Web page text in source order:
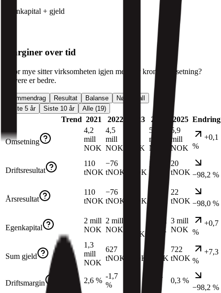
Egenkapital + gjeld
Marginer over tid
Hvor mye sitter virksomheten igjen med per krone i omsetning?
Høyere er bedre.
Sammendrag Resultat Balanse
Nøkkeltall
Siste 5 år
Siste 10 år Alle (19)
Trend 2021 2022 2023 2024 2025 Endring
Omsetning
4,2
mill
NOK
4,5
mill
NOK
NOK
5,9
mill
NOK
5,9
mill
NOK
+0,1
%
Driftsresultat
110
tNOK
−76
tNOK
tNOK
1,1
mill
NOK
20
tNOK −98,2 %
Årsresultat
110
tNOK
−76
tNOK
tNOK
22
tNOK −98,0 %
Egenkapital
2 mill
NOK
2 mill
NOK
NOK
3 mill
NOK
3 mill
NOK
+0,7
%
Sum gjeld
1,3
mill
NOK
627
tNOK
tNOK
tNOK
722
tNOK
+7,3
%
Driftsmargin 2,6 %
-1,7
%
18,4
0,3 %
−98,2 %